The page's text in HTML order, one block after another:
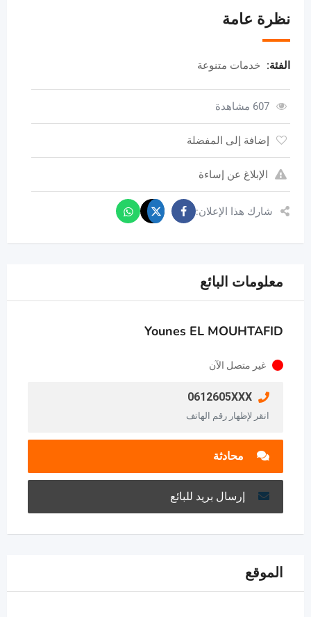
نظرة عامة
الفئة: خدمات متنوعة
607 مشاهدة
إضافة إلى المفضلة
الإبلاغ عن إساءة
شارك هذا الإعلان:
معلومات البائع
Younes EL MOUHTAFID
غير متصل الآن
0612605XXX
انقر لإظهار رقم الهاتف
محادثة
إرسال بريد للبائع
الموقع